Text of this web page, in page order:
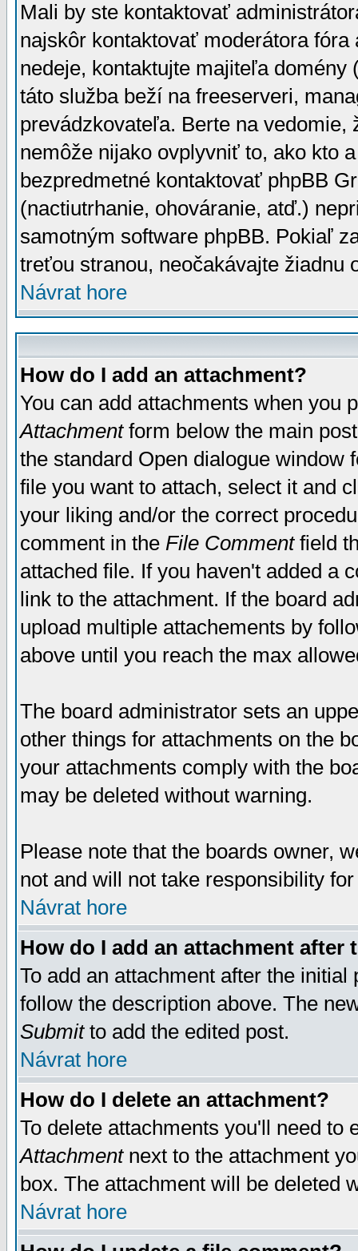
Mali by ste kontaktovať
najskôr kontaktovať moderátora
nedeje, kontaktujte majiteľa
táto služba beží na freeserveri,
prevádzkovateľa. Berte na vedomie,
nemôže nijako ovplyvniť to, ako kto
bezpredmetné kontaktovať phpBB
(nactiutrhanie, ohováranie, atď.)
samotným software phpBB. Pokiaľ
treťou stranou, neočakávajte žiadnu
Návrat hore
How do I add an attachment?
You can add attachments when you
Attachmentform below the main
the standard Open dialogue window
file you want to attach, select it and
your liking and/or the correct
comment in the File Commentfield
attached file. If you haven't added a
link to the attachment. If the board
upload multiple attachements by
above until you reach the max
The board administrator sets an
other things for attachments on the
your attachments comply with the
may be deleted without warning.
Please note that the boards owner,
not and will not take responsibility
Návrat hore
How do I add an attachment after
To add an attachment after the
follow the description above. The
Submitto add the edited post.
Návrat hore
How do I delete an attachment?
To delete attachments you'll need
Attachmentnext to the attachment
box. The attachment will be deleted
Návrat hore